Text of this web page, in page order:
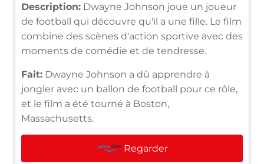
Description: Dwayne Johnson joue un joueur
de football qui découvre qu'il a une fille. Le film
combine des scènes d'action sportive avec des
moments de comédie et de tendresse.
Fait: Dwayne Johnson a dû apprendre à
jongler avec un ballon de football pour ce rôle,
et le film a été tourné à Boston,
Massachusetts.
Regarder